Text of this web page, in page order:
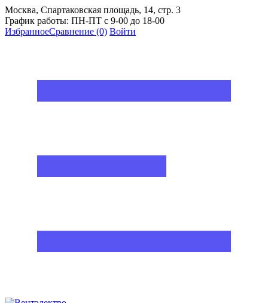
Москва, Спартаковская площадь, 14, стр. 3
График работы: ПН-ПТ с 9-00 до 18-00
ИзбранноеСравнение (0) Войти